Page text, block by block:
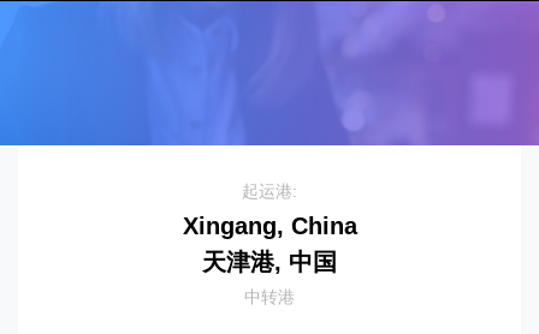
起运港:
Xingang, China
天津港, 中国
中转港